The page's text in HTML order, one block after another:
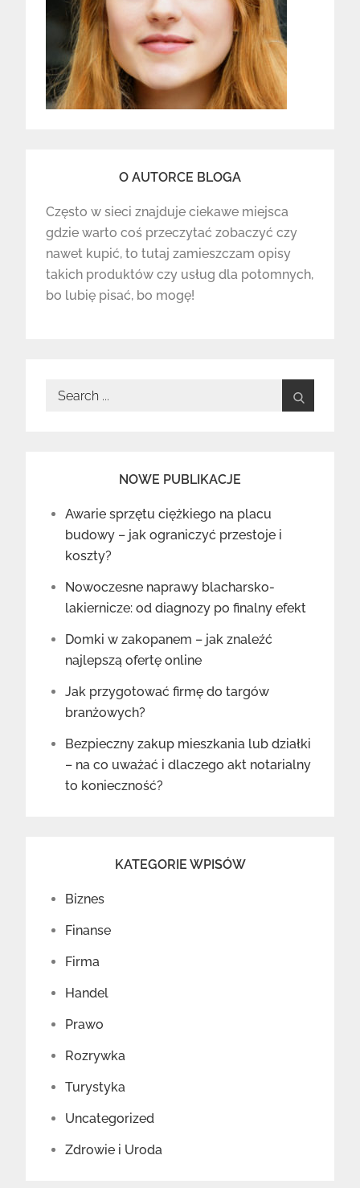
O AUTORCE BLOGA
Często w sieci znajduje ciekawe miejsca
gdzie warto coś przeczytać zobaczyć czy
nawet kupić, to tutaj zamieszczam opisy
takich produktów czy usług dla potomnych,
bo lubię pisać, bo mogę!
Search
NOWE PUBLIKACJE
Awarie sprzętu ciężkiego na placu
budowy – jak ograniczyć przestoje i
koszty?
Nowoczesne naprawy blacharsko-
lakiernicze: od diagnozy po finalny efekt
Domki w zakopanem – jak znaleźć
najlepszą ofertę online
Jak przygotować firmę do targów
branżowych?
Bezpieczny zakup mieszkania lub działki
– na co uważać i dlaczego akt notarialny
to konieczność?
KATEGORIE WPISÓW
Biznes
Finanse
Firma
Handel
Prawo
Rozrywka
Turystyka
Uncategorized
Zdrowie i Uroda